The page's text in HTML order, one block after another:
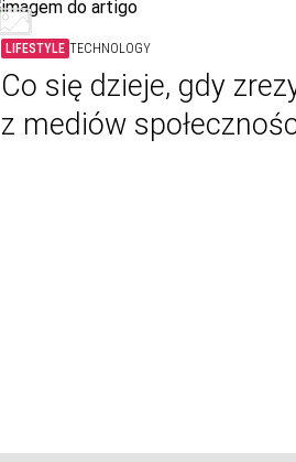
LIFESTYLE TECHNOLOGY
Co się dzieje, gdy
z mediów